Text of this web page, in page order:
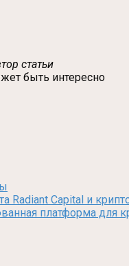
статьи
быть интересно
Radiant Capital и
платформа для